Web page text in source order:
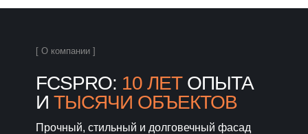
FCSPRO: 10 ЛЕТОПЫТА
И ТЫСЯЧИ ОБЪЕКТОВ
Прочный, стильный и долговечный фасад
[ О компании ]